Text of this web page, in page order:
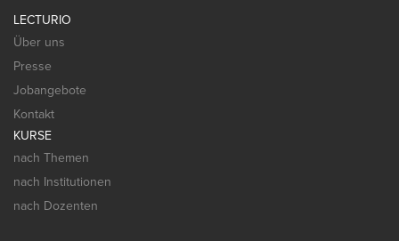
LECTURIO
Über uns
Presse
Jobangebote
Kontakt
KURSE
nach Themen
nach Institutionen
nach Dozenten